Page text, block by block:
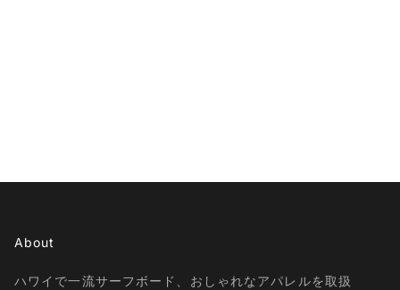
About
ハワイで一流サーフボード、おしゃれなアパレルを取扱